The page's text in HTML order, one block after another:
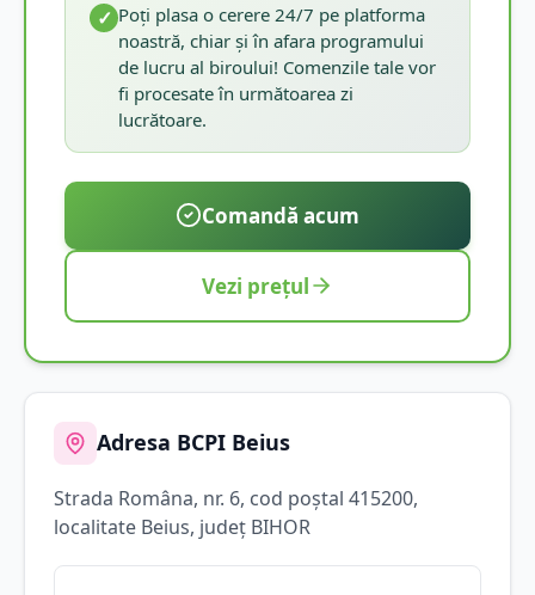
✓ Poți plasa o cerere 24/7 pe platforma
noastră, chiar și în afara programului
de lucru al biroului! Comenzile tale vor
fi procesate în următoarea zi
lucrătoare.
Comandă acum
Vezi prețul
Adresa BCPI Beius
Strada Româna, nr. 6, cod poștal 415200,
localitate Beius, județ BIHOR